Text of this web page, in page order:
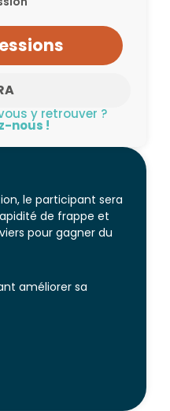
le participant sera
de frappe et
pour gagner du
améliorer sa
y retrouver ?
nous !